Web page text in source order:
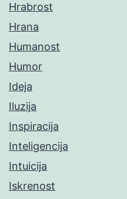
Hrabrost
Hrana
Humanost
Humor
Ideja
Iluzija
Inspiracija
Inteligencija
Intuicija
Iskrenost